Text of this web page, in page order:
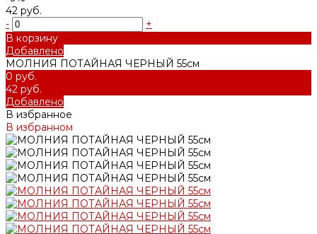
42 руб.
-
+
В корзину
Добавлено
МОЛНИЯ ПОТАЙНАЯ ЧЕРНЫЙ 55см
0 руб.
42 руб.
Добавлено
В избранное
В избранном